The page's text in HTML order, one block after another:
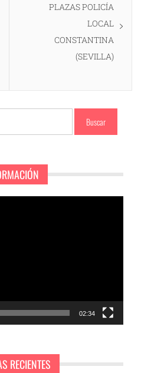
siguiente:
PLAZAS POLICÍA
LOCAL
CONSTANTINA
(SEVILLA)
02:34
RECIENTES